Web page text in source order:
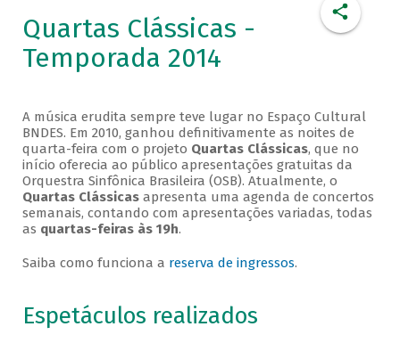
Quartas Clássicas -
Temporada 2014
A música erudita sempre teve lugar no Espaço Cultural
BNDES. Em 2010, ganhou definitivamente as noites de
quarta-feira com o projeto Quartas Clássicas, que no
início oferecia ao público apresentações gratuitas da
Orquestra Sinfônica Brasileira (OSB). Atualmente, o
Quartas Clássicasapresenta uma agenda de concertos
semanais, contando com apresentações variadas, todas
as quartas-feiras às 19h.
Saiba como funciona a reserva de ingressos.
Espetáculos realizados